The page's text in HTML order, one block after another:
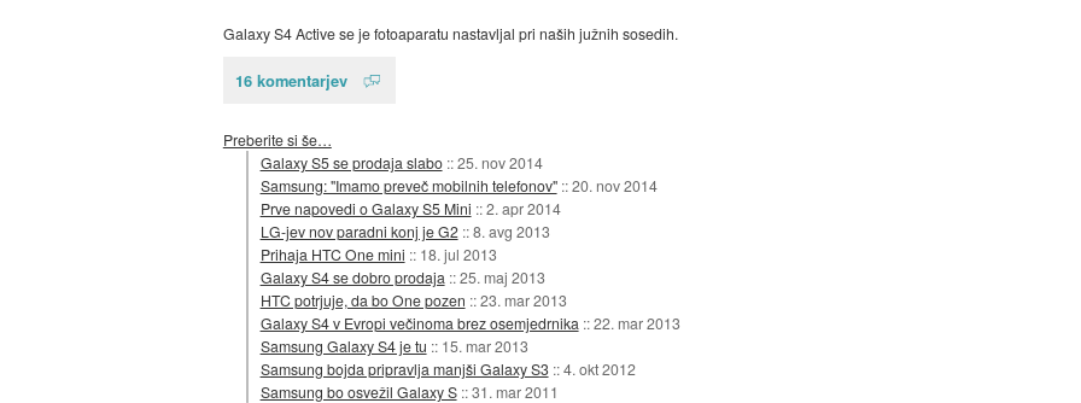
Galaxy S4 Active se je fotoaparatu nastavljal pri naših južnih sosedih.
16 komentarjev
Preberite si še…
Galaxy S5 se prodaja slabo ::25. nov 2014
Samsung: "Imamo preveč mobilnih telefonov" ::20. nov 2014
Prve napovedi o Galaxy S5 Mini ::2. apr 2014
LG-jev nov paradni konj je G2 ::8. avg 2013
Prihaja HTC One mini :: 18. jul 2013
Galaxy S4 se dobro prodaja ::25. maj 2013
HTC potrjuje, da bo One pozen ::23. mar 2013
Galaxy S4 v Evropi večinoma brez osemjedrnika ::22. mar 2013
Samsung Galaxy S4 je tu :: 15. mar 2013
Samsung bojda pripravlja manjši Galaxy S3 ::4. okt 2012
Samsung bo osvežil Galaxy S ::31. mar 2011